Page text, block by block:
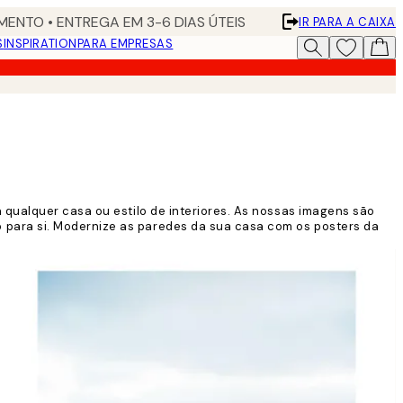
• ENTREGA EM 3-6 DIAS ÚTEIS
IR PARA A CAIXA
INSPIRATIONPARA EMPRESAS
casa ou estilo de interiores. As nossas imagens são
si. Modernize as paredes da sua casa com os posters da